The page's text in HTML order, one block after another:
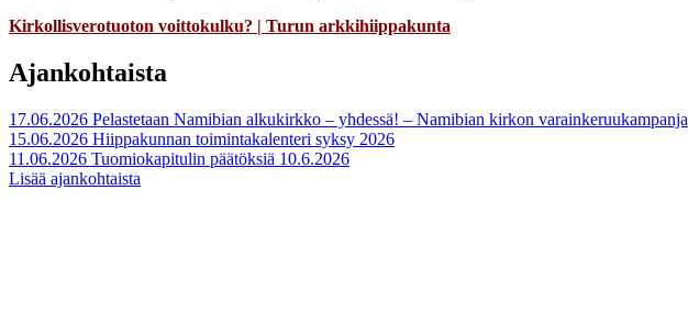
Kirkollisverotuoton voittokulku? | Turun arkkihiippakunta
Ajankohtaista
17.06.2026 Pelastetaan Namibian alkukirkko – yhdessä! – Namibian kirkon varainkeruukampanja
15.06.2026 Hiippakunnan toimintakalenteri syksy 2026
11.06.2026 Tuomiokapitulin päätöksiä 10.6.2026
Lisää ajankohtaista